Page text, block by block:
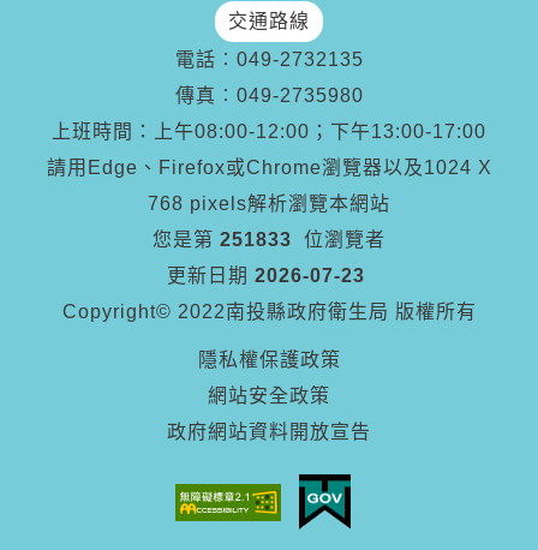
交通路線
電話︰ 049-2732135
傳真︰ 049-2735980
上班時間：上午08:00-12:00；下午13:00-17:00
請用Edge、Firefox或Chrome瀏覽器以及1024 X
768 pixels解析瀏覽本網站
您是第 251833
位瀏覽者
更新日期 2026-07-23
Copyright© 2022南投縣政府衛生局 版權所有
隱私權保護政策
網站安全政策
政府網站資料開放宣告